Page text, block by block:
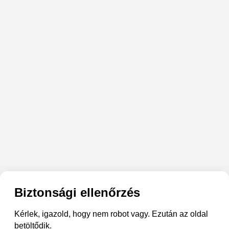
Biztonsági ellenőrzés
Kérlek, igazold, hogy nem robot vagy. Ezután az oldal
betöltődik.